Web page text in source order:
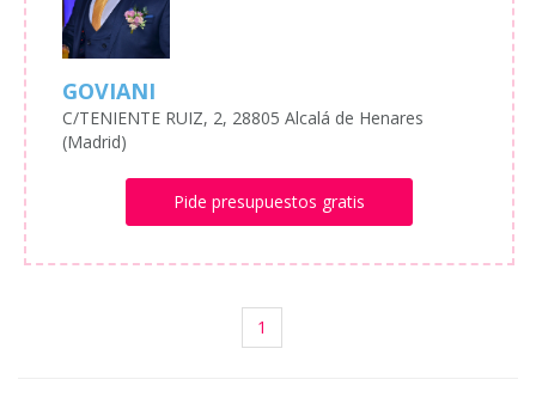
GOVIANI
C/TENIENTE RUIZ, 2, 28805 Alcalá de Henares
(Madrid)
Pide presupuestos gratis
1